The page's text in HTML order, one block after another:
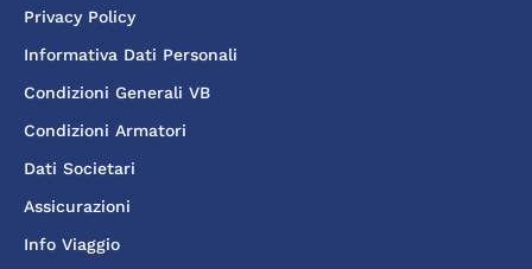
Privacy Policy
Informativa Dati Personali
Condizioni Generali VB
Condizioni Armatori
Dati Societari
Assicurazioni
Info Viaggio